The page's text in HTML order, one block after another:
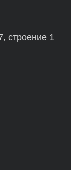
строение 1